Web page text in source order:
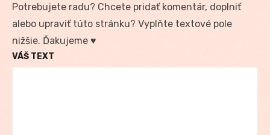
Potrebujete radu? Chcete pridať komentár, doplniť
alebo upraviť túto stránku? Vyplňte textové pole
nižšie. Ďakujeme ♥
VÁŠ TEXT